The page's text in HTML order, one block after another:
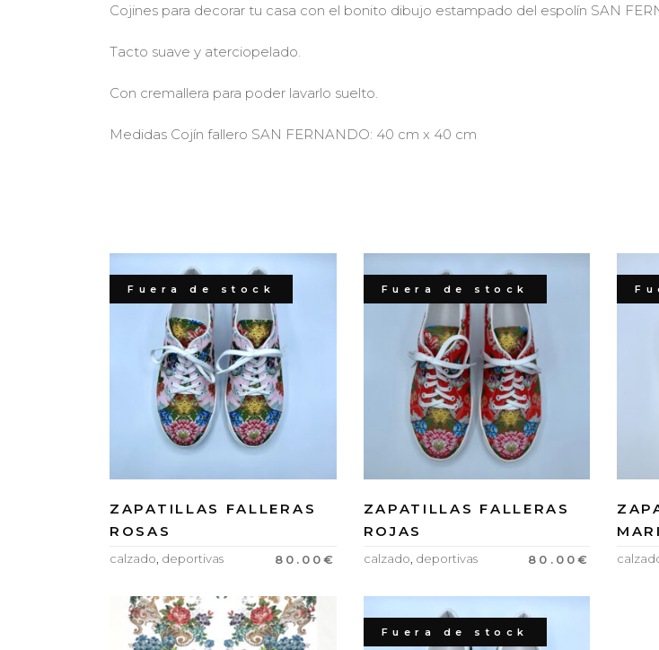
Cojines para decorar tu casa con el bonito dibujo estampado del espolín SAN
Tacto suave y aterciopelado.
Con cremallera para poder lavarlo suelto.
Medidas Cojín fallero SAN FERNANDO: 40 cm x 40 cm
Fuera de stock
ZAPATILLAS FALLERAS
ROSAS
80.00€
calzado, deportivas
Fuera de stock
ZAPATILLAS FALLERAS
ROJAS
80.00€
calzado, deportivas
Fuera de stock